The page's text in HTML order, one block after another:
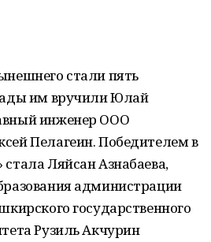
стали пять
им вручили Юлай
инженер ООО
Пелагеин. Победителем в
Ляйсан Азнабаева,
администрации
государственного
Рузиль Акчурин